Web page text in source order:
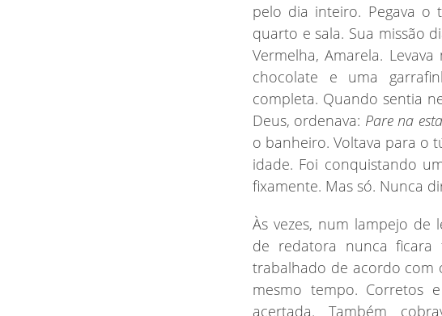
pelo dia inteiro. Pegava
quarto e sala. Sua missão
Vermelha, Amarela.
chocolate e uma
completa. Quando sentia
Deus, ordenava: Pare na
o banheiro. Voltava para o
idade. Foi conquistando
fixamente. Mas só. Nunca
Às vezes, num lampejo de
de redatora nunca ficara
trabalhado de acordo com
mesmo tempo. Corretos
acertada. Também